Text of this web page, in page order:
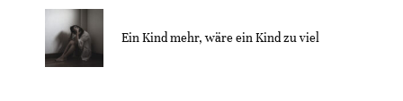
Ein Kind mehr, wäre ein Kind zu viel